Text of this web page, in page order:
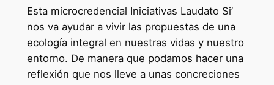
í
c
u
l
a
Esta microcredencial Iniciativas Laudato Si’
nos va ayudar a vivir las propuestas de una
ecología integral en nuestras vidas y nuestro
entorno. De manera que podamos hacer una
reflexión que nos lleve a unas concreciones